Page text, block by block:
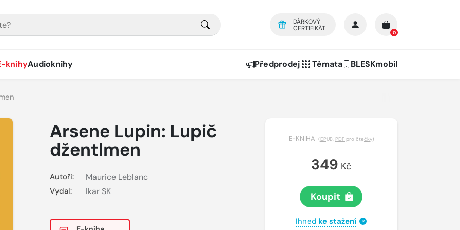
DÁRKOVÝ
CERTIFIKÁT
0
knihyAudioknihy Předprodej Témata BLESKmobil
Arsene Lupin: Lupič
džentlmen
Autoři: Maurice Leblanc
Vydal: Ikar SK
E-KNIHA (EPUB, PDF pro čtečky)
349 Kč
Koupit
Ihned ke stažení ?